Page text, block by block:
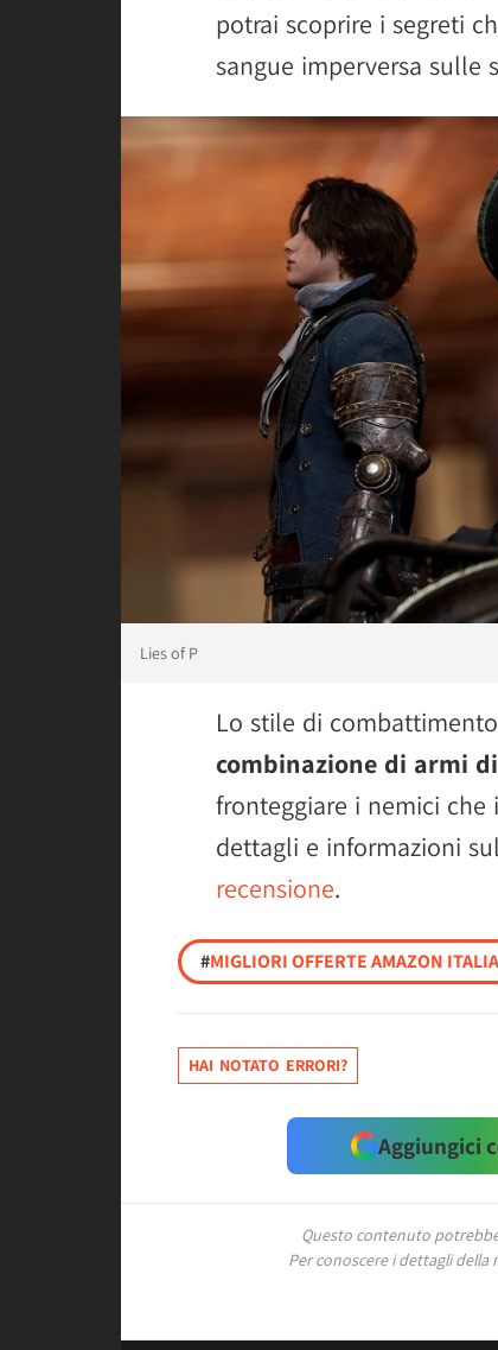
potrai scoprire i segreti
sangue imperversa sulle
Lies of P
Lo stile di
combinazione di armi
fronteggiare i nemici
dettagli e informazioni
recensione.
#MIGLIORI OFFERTE AMAZON ITALIA
HAI NOTATO ERRORI?
Aggiungici
Questo contenuto
Per conoscere i dettagli